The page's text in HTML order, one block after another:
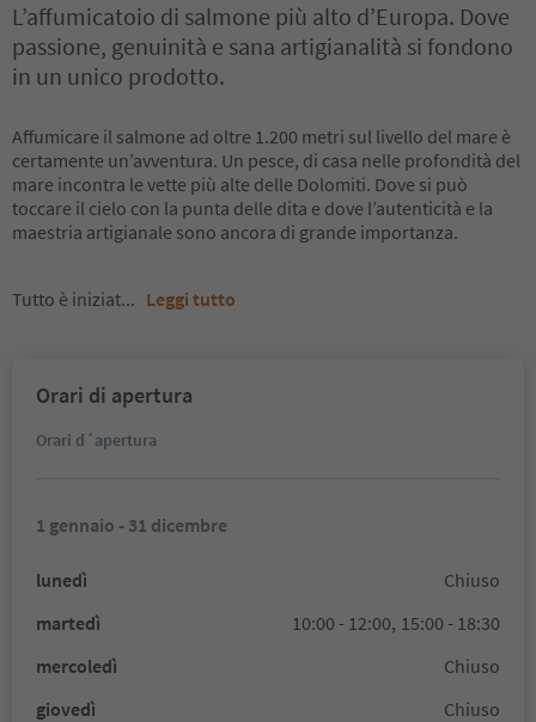
L’affumicatoio di salmone più alto d’Europa. Dove
passione, genuinità e sana artigianalità si fondono
in un unico prodotto.
Affumicare il salmone ad oltre 1.200 metri sul livello del mare è
certamente un’avventura. Un pesce, di casa nelle profondità del
mare incontra le vette più alte delle Dolomiti. Dove si può
toccare il cielo con la punta delle dita e dove l’autenticità e la
maestria artigianale sono ancora di grande importanza.
Tutto è iniziat... Leggi tutto
Orari di apertura
Orari d´apertura
1 gennaio - 31 dicembre
lunedì
Chiuso
martedì
10:00 - 12:00, 15:00 - 18:30
mercoledì
Chiuso
giovedì
Chiuso